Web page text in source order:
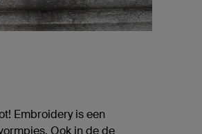
Embroidery is een
Ook in de de